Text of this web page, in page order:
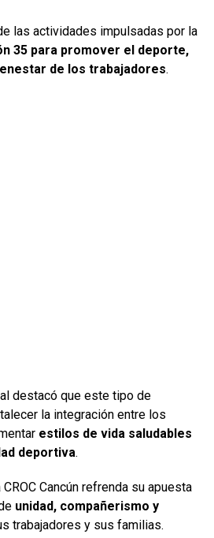
las actividades impulsadas por la
35 para promover el deporte,
de los trabajadores.
destacó que este tipo de
la integración entre los
estilos de vida saludables
deportiva.
Cancún refrenda su apuesta
unidad, compañerismo y
trabajadores y sus familias.